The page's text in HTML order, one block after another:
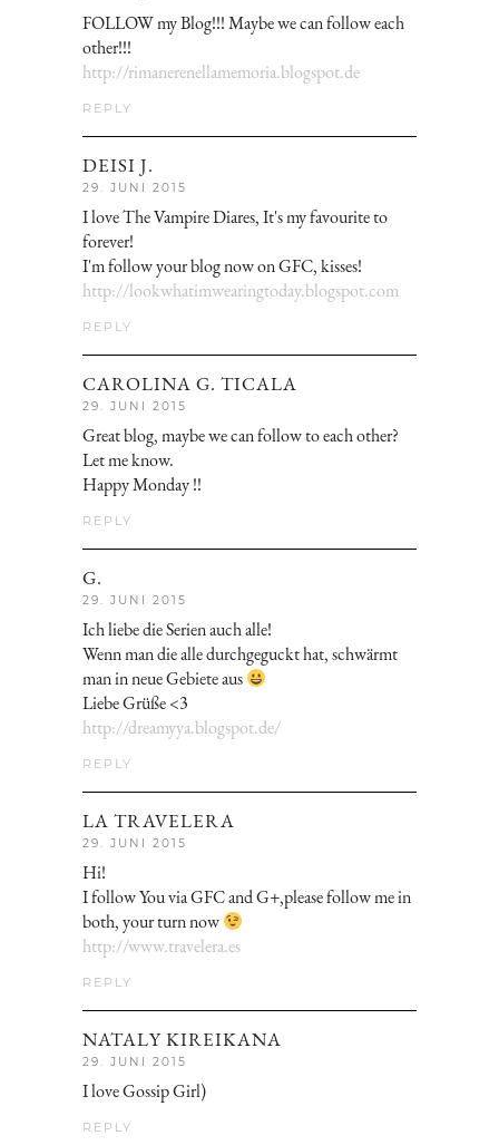
FOLLOW my Blog!!! Maybe we can follow each
other!!!
http://rimanerenellamemoria.blogspot.de
REPLY
DEISI J.
29. JUNI 2015
I love The Vampire Diares, It's my favourite to
forever!
I'm follow your blog now on GFC, kisses!
http://lookwhatimwearingtoday.blogspot.com
REPLY
CAROLINA G. TICALA
29. JUNI 2015
Great blog, maybe we can follow to each other?
Let me know.
Happy Monday !!
REPLY
G.
29. JUNI 2015
Ich liebe die Serien auch alle!
Wenn man die alle durchgeguckt hat, schwärmt
man in neue Gebiete aus
Liebe Grüße <3
http://dreamyya.blogspot.de/
REPLY
LA TRAVELERA
29. JUNI 2015
Hi!
I follow You via GFC and G+,please follow me in
both, your turn now
http://www.travelera.es
REPLY
NATALY KIREIKANA
29. JUNI 2015
I love Gossip Girl)
REPLY